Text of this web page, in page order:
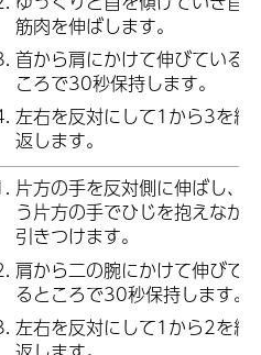
筋肉を伸ばします。
首から肩にかけて伸びていると
ころで30秒保持します。
左右を反対にして1から3を繰
返します。
片方の手を反対側に伸ばし、も
う片方の手でひじを抱えながら
引きつけます。
肩から二の腕にかけて伸びてい
るところで30秒保持します。
左右を反対にして1から2を繰